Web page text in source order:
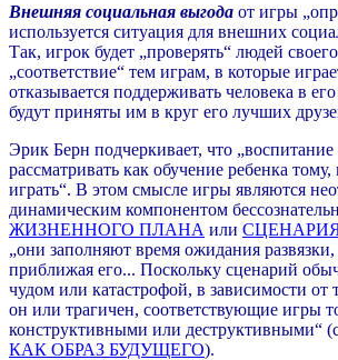
Внешняя социальная выгода от игры
используется ситуация для внешних
Так, игрок будет „проверять“ людей
„соответствие“ тем играм, в которые
отказывается поддерживать человека в
будут приняты им в круг его лучших
Эрик Берн подчеркивает, что
рассматривать как обучение ребенка
играть“. В этом смысле игры являются
динамическим компонентом
ЖИЗНЕННОГО ПЛАНА или
„они заполняют время ожидания
приближая его... Поскольку сценарий
чудом или катастрофой, в зависимости от
он или трагичен, соответствующие игры
конструктивными или деструктивными“
КАК ОБРАЗ БУДУЩЕГО).